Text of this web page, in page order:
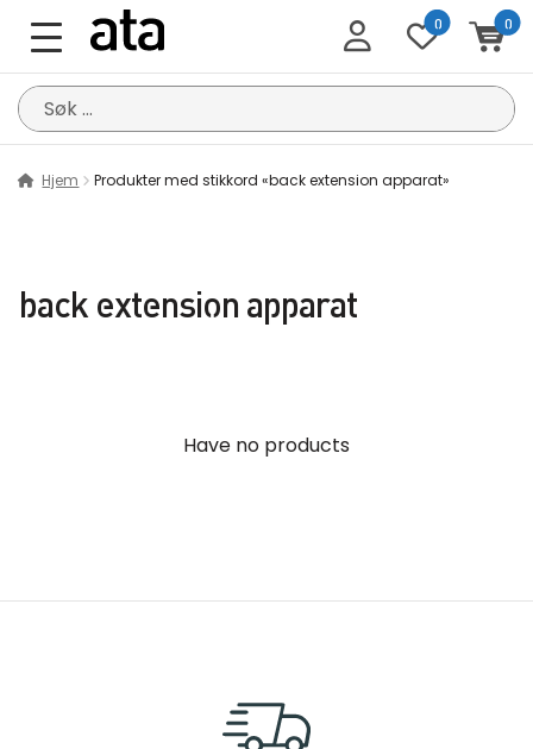
0 0
Søk
etter:
Hjem Produkter med stikkord «back extension apparat»
back extension apparat
Have no products